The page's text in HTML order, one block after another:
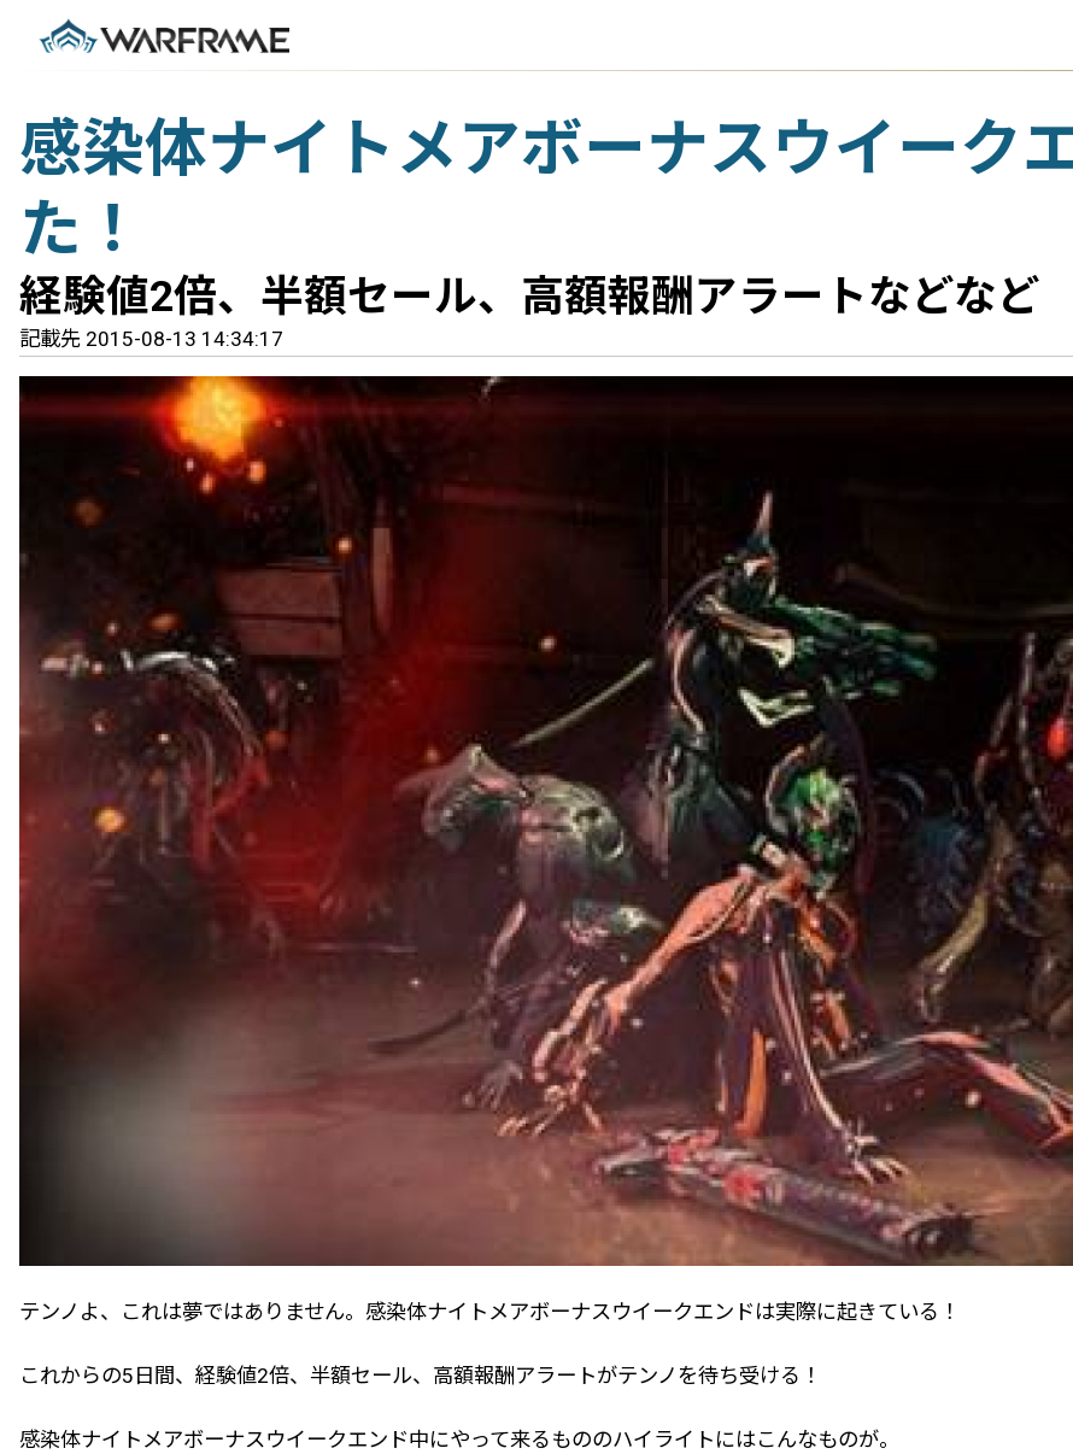
感染体ナイトメアボーナスウイーク
た！
経験値2倍、半額セール、高額報酬アラートなどなど
記載先 2015-08-13 14:34:17
テンノよ、これは夢ではありません。感染体ナイトメアボーナスウイークエンドは実際に起きている！
これからの5日間、経験値2倍、半額セール、高額報酬アラートがテンノを待ち受ける！
感染体ナイトメアボーナスウイークエンド中にやって来るもののハイライトにはこんなものが。